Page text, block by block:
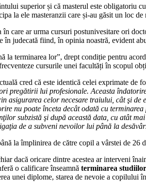
superior și că masterul este obligatoriu
la ele masteranzii care și-au găsit un loc de
care ar urma cursuri postunivesitare ori
judecată fiind, în opinia noastră, evident
terminarea lor”, drept condiție pentru
cursurile unei facultăți în scopul
cred că este identică celei exprimate de
pregătirii lui profesionale. Aceasta
asigurarea celor necesare traiului, cât şi
nu poate înceta decât odată cu
subzistă şi după această data, cu atât
de a subveni nevoilor lui până la
la împlinirea de către copil a vârstei de
dacă oricare dintre acestea ar interveni
o calificare înseamnă terminarea studiilor
unei diplome, starea de nevoie a copilului